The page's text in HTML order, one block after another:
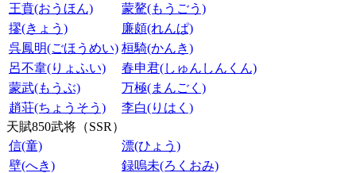
王賁(おうほん)
蒙驁(もうごう)
摎(きょう)
廉頗(れんぱ)
呉鳳明(ごほうめい) 桓騎(かんき)
呂不韋(りょふい)
春申君(しゅんしんくん)
蒙武(もうぶ)
万極(まんごく)
趙荘(ちょうそう)
李白(りはく)
天賦850武将（SSR）
信(童)
漂(ひょう)
壁(へき)
録嗚未(ろくおみ)